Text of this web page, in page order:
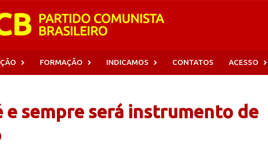
FORMAÇÃO INDICAMOS CONTATOS ACESSO
e sempre será instrumento de